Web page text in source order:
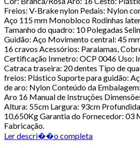
Freios: V-Brake nylon Pedais: Nylon
Aço 115 mm Monobloco Rodinhas
Tamanho do quadro: 10 Polegadas
Guidão: Aço Movimento central: 45
16 cravos Acessórios: Paralamas,
Certificação Inmetro: OCP 0046 Uso:
Catraca traseira: 20 dentes Tipo de
freios: Plástico Suporte para guidão:
de aro: Nylon Conteúdo da
Aro 16 Manual de Instruções
Altura: 55cm Largura: 93cm
10,650Kg Garantia do Fornecedor: 03
Fabricação.
Ler descri��o completa